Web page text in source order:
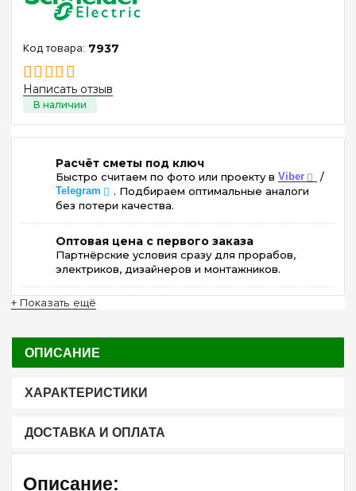
7937
Написать отзыв
Расчёт сметы под ключ
Быстро считаем по фото или проекту в Viber /
Telegram
. Подбираем оптимальные аналоги
без потери качества.
Оптовая цена с первого заказа
Партнёрские условия сразу для прорабов,
электриков, дизайнеров и монтажников.
+ Показать ещё
ОПИСАНИЕ
ХАРАКТЕРИСТИКИ
ДОСТАВКА И ОПЛАТА
Описание: